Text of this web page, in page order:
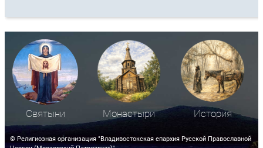
Святыни Монастыри История
© Религиозная организация "Владивостокская епархия Русской Православной